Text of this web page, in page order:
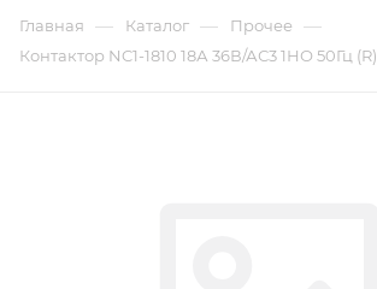
Главная — Каталог — Прочее —
Контактор NC1-1810 18А 36В/АС3 1НО 50Гц (R)